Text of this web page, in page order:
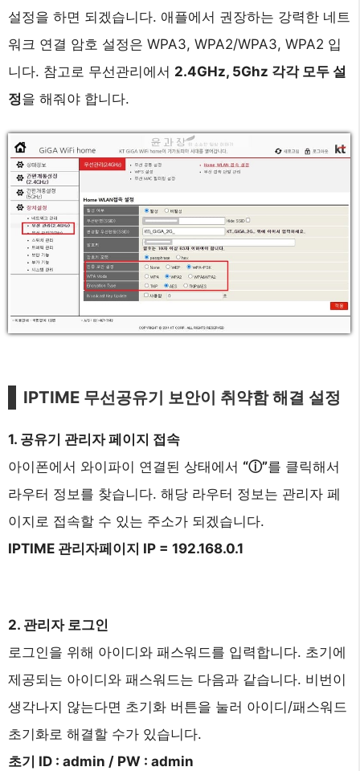
설정을 하면 되겠습니다. 애플에서 권장하는 강력한 네트
워크 연결 암호 설정은 WPA3, WPA2/WPA3, WPA2 입
니다. 참고로 무선관리에서 2.4GHz, 5Ghz 각각 모두 설
정을 해줘야 합니다.
IPTIME 무선공유기 보안이 취약함 해결 설정
1. 공유기 관리자 페이지 접속
아이폰에서 와이파이 연결된 상태에서 “ⓘ”를 클릭해서
라우터 정보를 찾습니다. 해당 라우터 정보는 관리자 페
이지로 접속할 수 있는 주소가 되겠습니다.
IPTIME 관리자페이지 IP = 192.168.0.1
2. 관리자 로그인
로그인을 위해 아이디와 패스워드를 입력합니다. 초기에
제공되는 아이디와 패스워드는 다음과 같습니다. 비번이
생각나지 않는다면 초기화 버튼을 눌러 아이디/패스워드
초기화로 해결할 수가 있습니다.
초기 ID : admin / PW : admin